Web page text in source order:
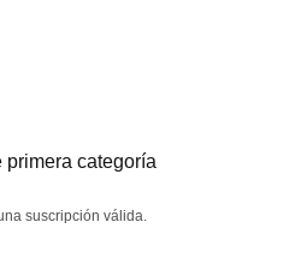
primera categoría
suscripción válida.